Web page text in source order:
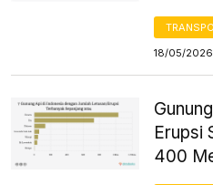
18/05/
Erupsi
400